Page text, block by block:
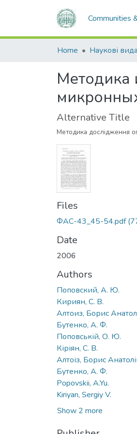
Communities
Home
Методика
Alternative Title
Методика дослідження
Files
ФАС-43_45-54.pdf
Date
2006
Authors
Поповский, А. Ю.
Кириян, С. В.
Алтоиз, Борис
Бутенко, А. Ф.
Поповській, О. Ю.
Кіріян, С. В.
Алтоіз, Борис
Бутенко, А. Ф.
Popovskii, A.Yu.
Kiriyan, Sergiy V.
Show 2 more